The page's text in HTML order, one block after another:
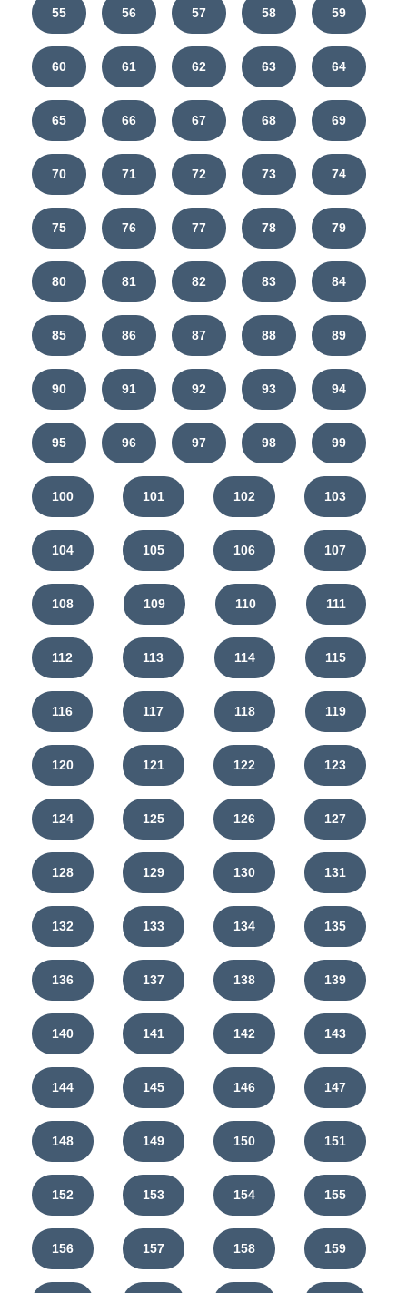
55 56 57 58 59
60 61 62 63 64
65 66 67 68 69
70 71 72 73 74
75 76 77 78 79
80 81 82 83 84
85 86 87 88 89
90 91 92 93 94
95 96 97 98 99
100 101 102 103
104 105 106 107
108 109 110 111
112 113 114 115
116 117 118 119
120 121 122 123
124 125 126 127
128 129 130 131
132 133 134 135
136 137 138 139
140 141 142 143
144 145 146 147
148 149 150 151
152 153 154 155
156 157 158 159